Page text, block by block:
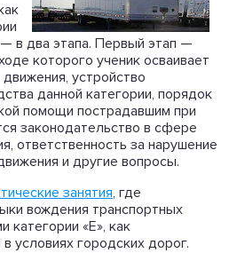
в два этапа. Первый этап —
которого ученик осваивает
устройство
данной категории, порядок
помощи пострадавшим при
законодательство в сфере
ответственность за нарушение
и другие вопросы.
занятия, где
вождения транспортных
категории «Е», как
условиях городских дорог.